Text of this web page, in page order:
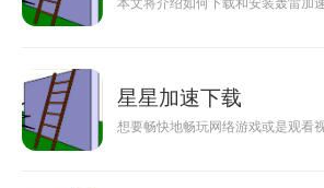
星星加速下载
想要畅快地畅玩网络游戏或是观看